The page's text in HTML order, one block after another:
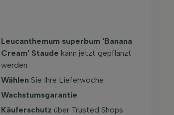
Leucanthemum superbum 'Banana
Cream' Staude kann jetzt gepflanzt
werden
Wählen Sie Ihre Lieferwoche
Wachstums­garantie
Käuferschutz über Trusted Shops